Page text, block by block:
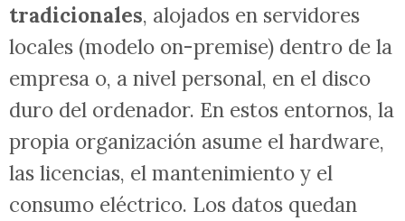
tradicionales, alojados en servidores
locales (modelo on-premise) dentro de la
empresa o, a nivel personal, en el disco
duro del ordenador. En estos entornos, la
propia organización asume el hardware,
las licencias, el mantenimiento y el
consumo eléctrico. Los datos quedan